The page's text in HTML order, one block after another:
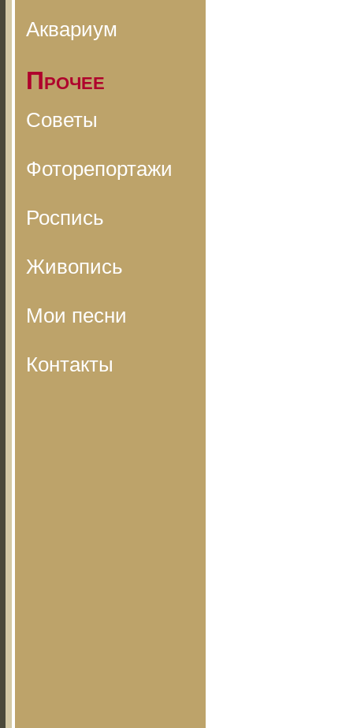
Аквариум
Прочее
Советы
Фоторепортажи
Роспись
Живопись
Мои песни
Контакты